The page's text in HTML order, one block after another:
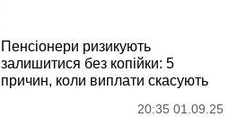
Пенсіонери ризикують
залишитися без копійки: 5
причин, коли виплати скасують
20:35 01.09.25